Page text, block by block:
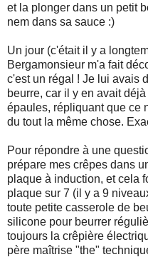
et la plonger dans un petit
nem dans sa sauce :)
Un jour (c'était il y a
Bergamonsieur m'a fait
c'est un régal ! Je lui avais
beurre, car il y en avait
épaules, répliquant que ce
du tout la même chose.
Pour répondre à une
prépare mes crêpes dans
plaque à induction, et cela
plaque sur 7 (il y a 9
toute petite casserole de
silicone pour beurrer
toujours la crêpière
père maîtrise "the"